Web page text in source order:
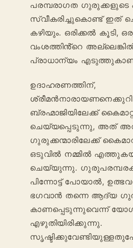
പരമ്പരാഗത ഗുരുക്കളുടെ
സ്വീകരിച്ചുകൊണ്ട് ഇത്
കഴിയും. ഒരിക്കൽ കൂടി,
വംശത്തിൻ്റെ
പ്രാധാന്യം
ഉദാഹരണത്തിന്,
ബ്രഹ്മാജിയിലേക്ക്
ചെയ്യപ്പെടുന്നു, അത്
ഗുരുക്കന്മാരിലേക്ക്
ഒടുവിൽ നമ്മിൽ
ചെയ്യുന്നു.
പിന്നോട്ട് പോയാൽ,
ഭഗവാൻ തന്നെ ആദ്യ
കാണപ്പെടുന്നുവെന്ന്
എഴുതിയിരിക്കുന്നു.